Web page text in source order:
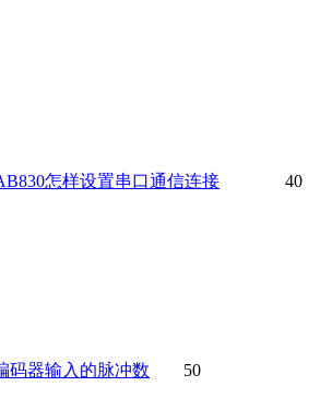
怎样设置串口通信连接 40
码器输入的脉冲数
50